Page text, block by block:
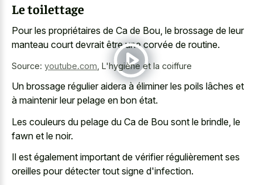
Le toilettage
Pour les propriétaires de Ca de Bou, le brossage de leur
manteau court devrait être une corvée de routine.
Source: youtube.com L'hygiène et la coiffure
Un brossage régulier aidera à éliminer les poils lâches et
à maintenir leur pelage en bon état.
Les couleurs du pelage du Ca de Bou sont le brindle, le
fawn et le noir.
Il est également important de vérifier régulièrement ses
oreilles pour détecter tout signe d'infection.